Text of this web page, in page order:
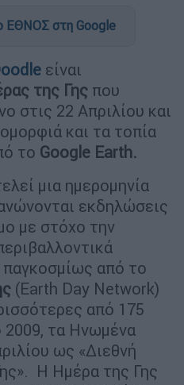
ΕΘΝΟΣ στη Google
είναι
της Γης που
στις 22 Απριλίου και
και τα τοπία
το Google Earth.
μια ημερομηνία
εκδηλώσεις
με στόχο την
παγκοσμίως από το
(Earth Day Network)
από 175
2009, τα Ηνωμένα
ως «Διεθνή
Η Ημέρα της Γης